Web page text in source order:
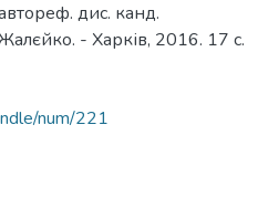
дис. канд.
- Харків, 2016. 17 с.
num/221